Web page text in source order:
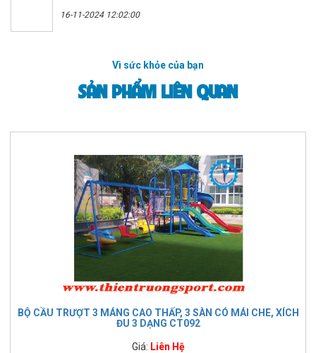
16-11-2024 12:02:00
Vì sức khỏe của bạn
SẢN PHẨM LIÊN QUAN
BỘ CẦU TRƯỢT 3 MÁNG CAO THẤP, 3 SÀN CÓ MÁI CHE, XÍCH
ĐU 3 DẠNG CT092
Giá: Liên Hệ